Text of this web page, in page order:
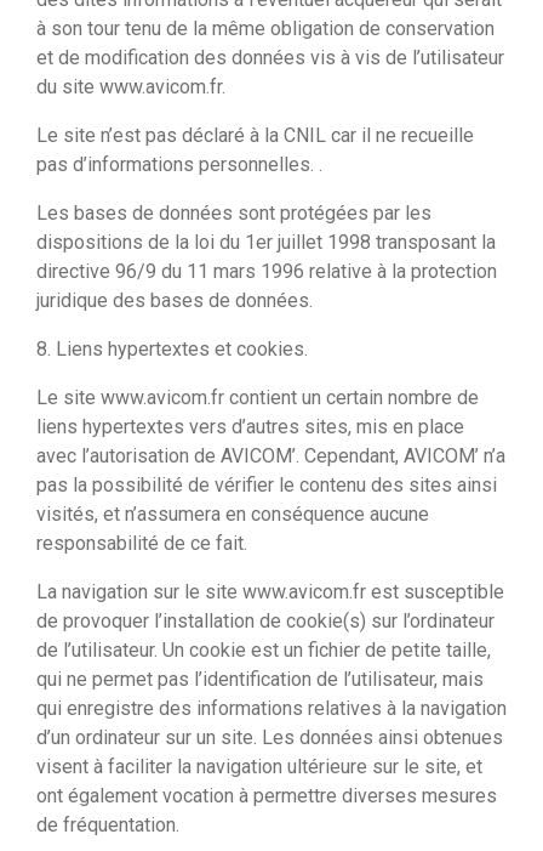
à son tour tenu de la même obligation de conservation
et de modification des données vis à vis de l’utilisateur
du site www.avicom.fr.
Le site n’est pas déclaré à la CNIL car il ne recueille
pas d’informations personnelles. .
Les bases de données sont protégées par les
dispositions de la loi du 1er juillet 1998 transposant la
directive 96/9 du 11 mars 1996 relative à la protection
juridique des bases de données.
8. Liens hypertextes et cookies.
Le site www.avicom.fr contient un certain nombre de
liens hypertextes vers d’autres sites, mis en place
avec l’autorisation de AVICOM’. Cependant, AVICOM’ n’a
pas la possibilité de vérifier le contenu des sites ainsi
visités, et n’assumera en conséquence aucune
responsabilité de ce fait.
La navigation sur le site www.avicom.fr est susceptible
de provoquer l’installation de cookie(s) sur l’ordinateur
de l’utilisateur. Un cookie est un fichier de petite taille,
qui ne permet pas l’identification de l’utilisateur, mais
qui enregistre des informations relatives à la navigation
d’un ordinateur sur un site. Les données ainsi obtenues
visent à faciliter la navigation ultérieure sur le site, et
ont également vocation à permettre diverses mesures
de fréquentation.